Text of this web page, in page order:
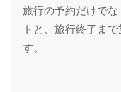
旅行の予約だけで
トと、旅行終了ま
す。